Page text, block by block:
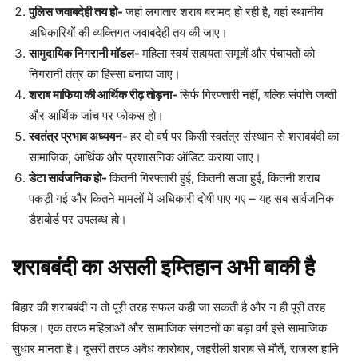
पुलिस जवाबदेही तय हो-जहां लगातार शराब बरामद हो रही है, वहां स्थानीय
अधिकारियों की व्यक्तिगत जवाबदेही तय की जाए।
सामुदायिक निगरानी मॉडल-महिला स्वयं सहायता समूहों और पंचायतों को
निगरानी तंत्र का हिस्सा बनाया जाए।
शराब माफिया की आर्थिक रीढ़ तोड़ना-सिर्फ गिरफ्तारी नहीं, बल्कि संपत्ति जब्ती
और आर्थिक जांच पर फोकस हो।
स्वतंत्र प्रभाव अध्ययन-हर दो वर्ष पर किसी स्वतंत्र संस्थान से शराबबंदी का
सामाजिक, आर्थिक और प्रशासनिक ऑडिट कराया जाए।
डेटा सार्वजनिक हो-कितनी गिरफ्तारी हुई, कितनी सजा हुई, कितनी शराब
पकड़ी गई और कितने मामलों में अधिकारी दोषी पाए गए – यह सब सार्वजनिक
डैशबोर्ड पर उपलब्ध हो।
शराबबंदी का असली इम्तिहान अभी बाकी है
बिहार की शराबबंदी न तो पूरी तरह सफल कही जा सकती है और न ही पूरी तरह
विफल। एक तरफ महिलाओं और सामाजिक संगठनों का बड़ा वर्ग इसे सामाजिक
सुधार मानता है। दूसरी तरफ अवैध कारोबार, जहरीली शराब से मौतें, राजस्व हानि